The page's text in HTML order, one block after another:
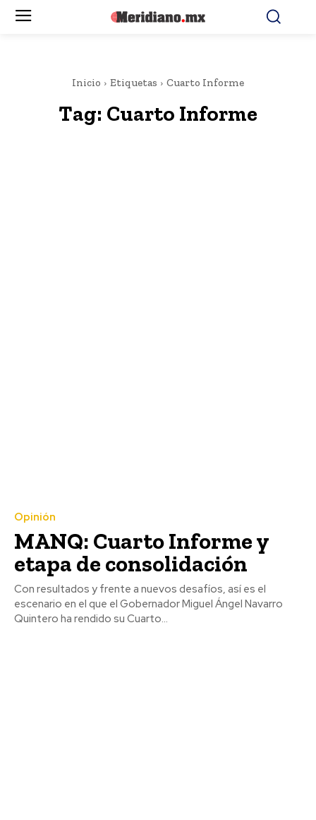
Inicio Etiquetas Cuarto Informe
Tag: Cuarto Informe
Opinión
MANQ: Cuarto Informe y
etapa de consolidación
Con resultados y frente a nuevos desafíos, así es el
escenario en el que el Gobernador Miguel Ángel Navarro
Quintero ha rendido su Cuarto...